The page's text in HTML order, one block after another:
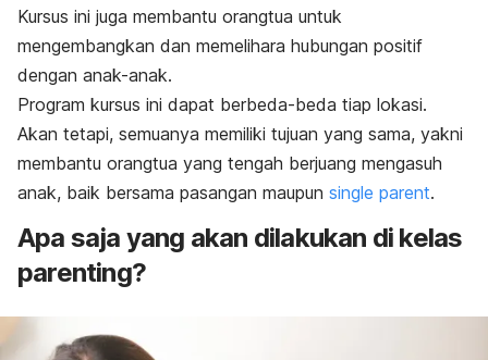
Kursus ini juga membantu orangtua untuk
mengembangkan dan memelihara hubungan positif
dengan anak-anak.
Program kursus ini dapat berbeda-beda tiap lokasi.
Akan tetapi, semuanya memiliki tujuan yang sama, yakni
membantu orangtua yang tengah berjuang mengasuh
anak, baik bersama pasangan maupun single parent.
Apa saja yang akan dilakukan di kelas
parenting?